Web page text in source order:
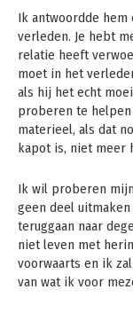
Ik antwoordde
verleden. Je hebt
relatie heeft
moet in het
als hij het echt
proberen te
materieel, als dat
kapot is, niet meer
Ik wil proberen
geen deel
teruggaan naar
niet leven met
voorwaarts en ik
van wat ik voor